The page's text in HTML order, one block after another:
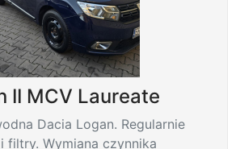
II MCV Laureate
Dacia Logan. Regularnie
filtry. Wymiana czynnika